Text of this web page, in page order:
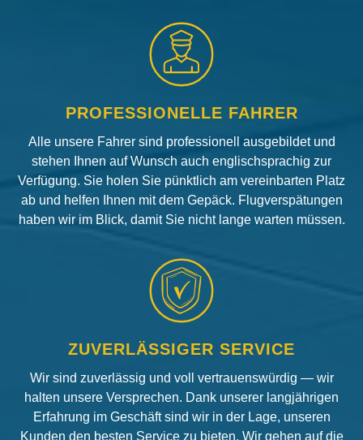
PROFESSIONELLE FAHRER
Alle unsere Fahrer sind professionell ausgebildet und
stehen Ihnen auf Wunsch auch englischsprachig zur
Verfügung. Sie holen Sie pünktlich am vereinbarten Platz
ab und helfen Ihnen mit dem Gepäck. Flugverspätungen
haben wir im Blick, damit Sie nicht lange warten müssen.
ZUVERLÄSSIGER SERVICE
Wir sind zuverlässig und voll vertrauenswürdig — wir
halten unsere Versprechen. Dank unserer langjährigen
Erfahrung im Geschäft sind wir in der Lage, unseren
Kunden den besten Service zu bieten. Wir gehen auf die